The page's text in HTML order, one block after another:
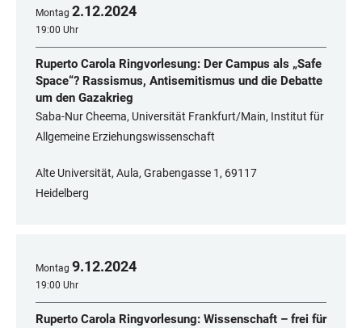
Montag 2.12.2024
19:00 Uhr
Ruperto Carola Ringvorlesung: Der Campus als „Safe
Space“? Rassismus, Antisemitismus und die Debatte
um den Gazakrieg
Saba-Nur Cheema, Universität Frankfurt/Main, Institut für
Allgemeine Erziehungswissenschaft
Alte Universität, Aula, Grabengasse 1, 69117
Heidelberg
Montag 9.12.2024
19:00 Uhr
Ruperto Carola Ringvorlesung: Wissenschaft – frei für